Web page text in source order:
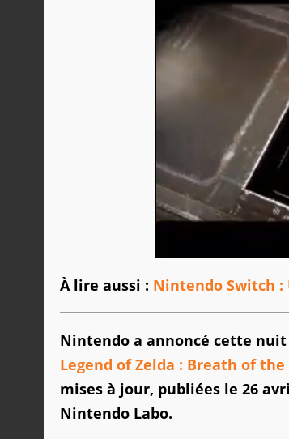
À lire aussi : Nintendo Switch
Nintendo a annoncé cette
Legend of Zelda : Breath of the
mises à jour, publiées le 26
Nintendo Labo.